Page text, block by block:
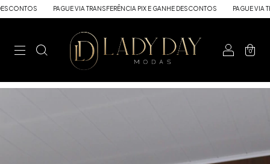
PAGUE VIA TRANSFERÊNCIA PIX E GANHE DESCONTOS PAGUE VIA
0